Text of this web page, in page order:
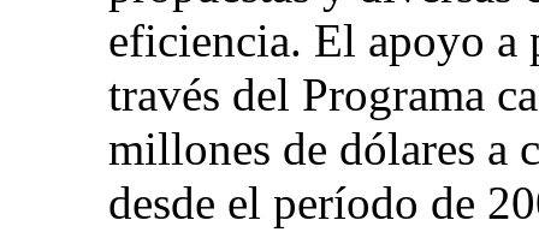
eficiencia. El apoyo a
través del Programa
millones de dólares a
desde el período de